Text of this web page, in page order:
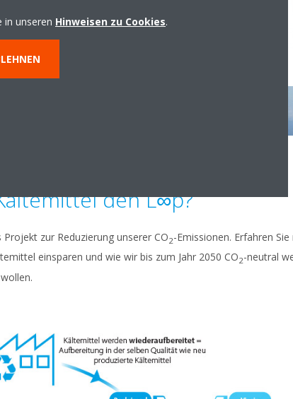
den L∞p?
zur Reduzierung unserer CO2-Emissionen. Erfahren
einsparen und wie wir bis zum Jahr 2050 CO2-neutral
wollen.
in unseren Hinweisen zu Cookies.